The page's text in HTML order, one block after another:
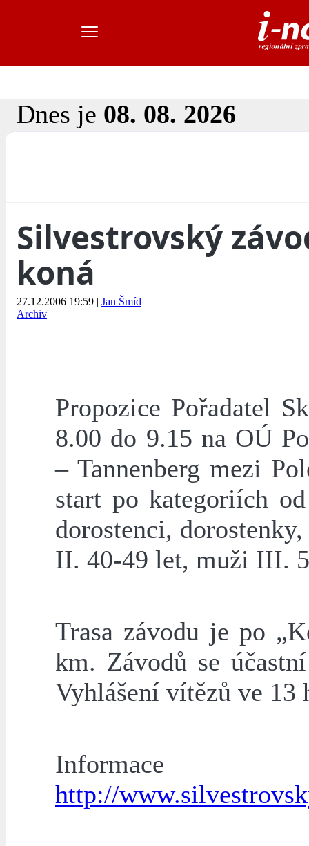
Dnes je 08. 08. 2026
Silvestrovský
koná
27.12.2006 19:59 | Jan Šmíd
Archiv
Propozice Pořadatel
8.00 do 9.15 na OÚ
– Tannenberg mezi
start po kategoriích
dorostenci,
II. 40-49 let, muži III.
Trasa závodu je po
km. Závodů se
Vyhlášení vítězů ve 13
http://